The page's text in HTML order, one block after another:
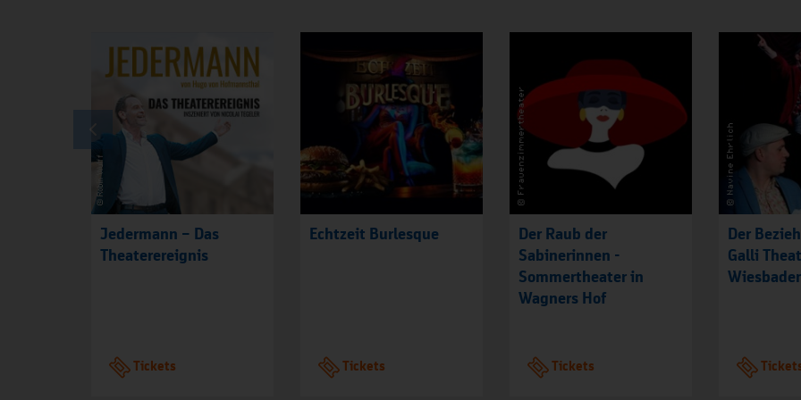
Jedermann – Das
Theaterereignis
Tickets
Echtzeit Burlesque
Tickets
Der Raub der
Sabinerinnen -
Sommertheater in
Wagners Hof
Tickets
Der
Galli